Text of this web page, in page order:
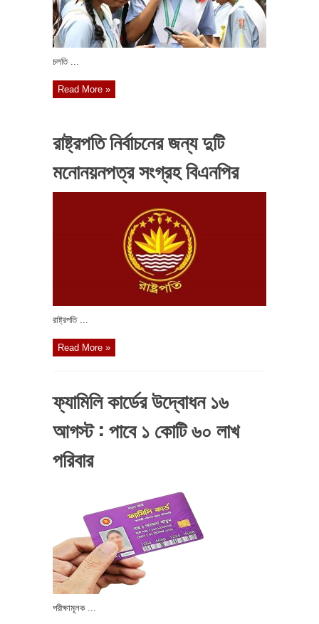
চলতি ...
Read More »
রাষ্ট্রপতি নির্বাচনের জন্য দুটি
মনোনয়নপত্র সংগ্রহ বিএনপির
রাষ্ট্রপতি ...
Read More »
ফ্যামিলি কার্ডের উদ্বোধন ১৬
আগস্ট : পাবে ১ কোটি ৬০ লাখ
পরিবার
পরীক্ষামূলক ...